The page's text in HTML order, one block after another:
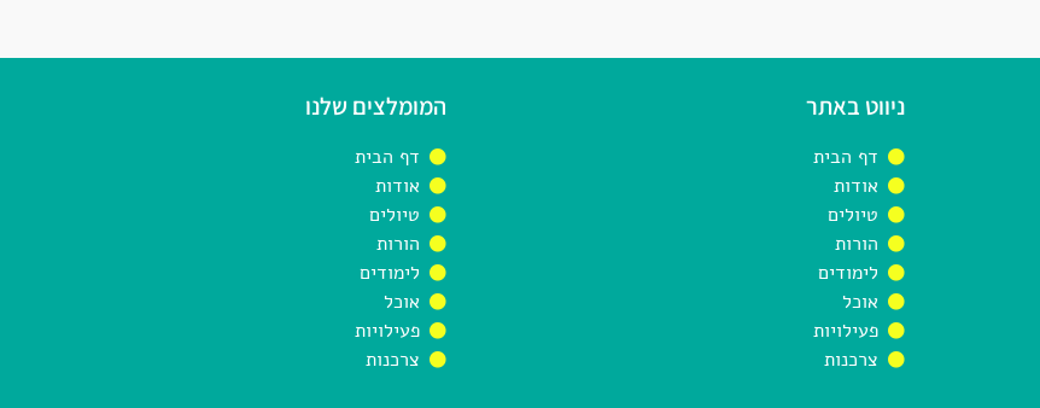
ניווט באתר
דף הבית
אודות
טיולים
הורות
לימודים
אוכל
פעילויות
צרכנות
המומלצים שלנו
דף הבית
אודות
טיולים
הורות
לימודים
אוכל
פעילויות
צרכנות